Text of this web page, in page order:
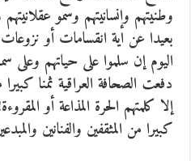
وطنيتهم وإنسانيتهم وسمو
بعيدا عن اية انقسامات أو
اليوم إن سلموا على حياتهم وعلى
دفعت الصحافة العراقية ثمنا
إلا كلمتهم الحرة المذاعة أو
كبيرا من المثقفين والفنانين